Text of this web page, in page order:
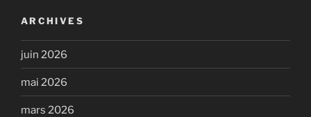
ARCHIVES
juin 2026
mai 2026
mars 2026